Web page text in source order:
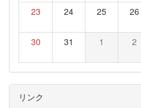
23 24 25 26
30 31 1 2
リンク